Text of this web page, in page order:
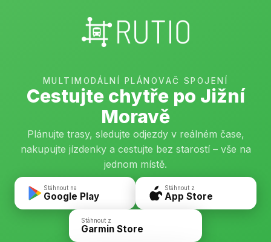
MULTIMODÁLNÍ PLÁNOVAČ SPOJENÍ
Cestujte chytře po Jižní
Moravě
Plánujte trasy, sledujte odjezdy v reálném čase,
nakupujte jízdenky a cestujte bez starostí – vše na
jednom místě.
Stáhnout na
Google Play
Stáhnout z
App Store
Stáhnout z
Garmin Store